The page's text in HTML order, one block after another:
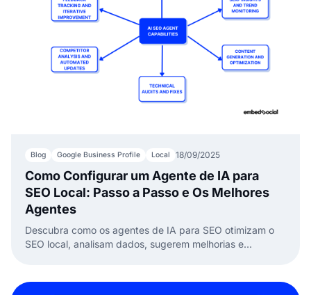
Blog Google Business Profile Local 18/09/2025
Como Configurar um Agente de IA para
SEO Local: Passo a Passo e Os Melhores
Agentes
Descubra como os agentes de IA para SEO otimizam o
SEO local, analisam dados, sugerem melhorias e